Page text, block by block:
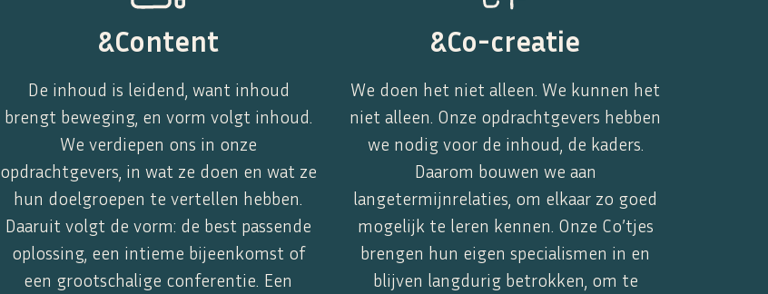
&Content
De inhoud is leidend, want inhoud
brengt beweging, en vorm volgt inhoud.
We verdiepen ons in onze
opdrachtgevers, in wat ze doen en wat ze
hun doelgroepen te vertellen hebben.
Daaruit volgt de vorm: de best passende
oplossing, een intieme bijeenkomst of
een grootschalige conferentie. Een
&Co-creatie
We doen het niet alleen. We kunnen het
niet alleen. Onze opdrachtgevers hebben
we nodig voor de inhoud, de kaders.
Daarom bouwen we aan
langetermijnrelaties, om elkaar zo goed
mogelijk te leren kennen. Onze Co’tjes
brengen hun eigen specialismen in en
blijven langdurig betrokken, om te